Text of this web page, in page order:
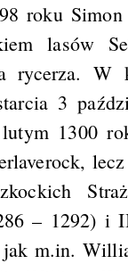
roku Simon
lasów
rycerza. W
3
1300
– 1292) i
jak m.in.